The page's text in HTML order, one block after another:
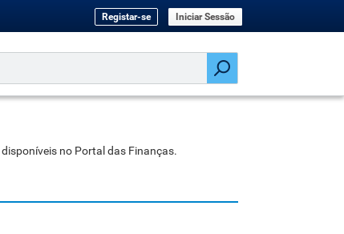
Registar-se Iniciar Sessão
disponíveis no Portal das Finanças.